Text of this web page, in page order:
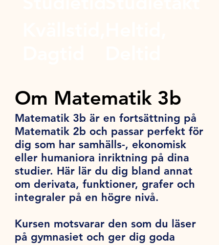
Om Matematik 3b
Matematik 3b är en fortsättning på
Matematik 2b och passar perfekt för
dig som har samhälls-, ekonomisk
eller humaniora inriktning på dina
studier. Här lär du dig bland annat
om derivata, funktioner, grafer och
integraler på en högre nivå.
Kursen motsvarar den som du läser
på gymnasiet och ger dig goda